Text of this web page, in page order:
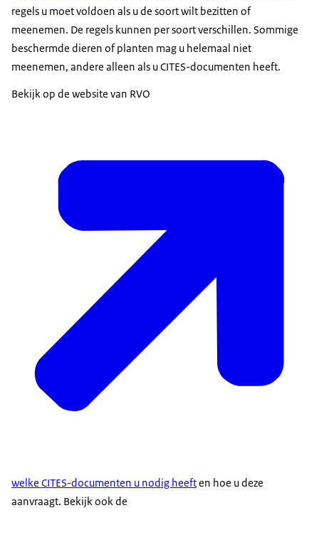
regels u moet voldoen als u de soort wilt bezitten of
meenemen. De regels kunnen per soort verschillen. Sommige
beschermde dieren of planten mag u helemaal niet
meenemen, andere alleen als u CITES-documenten heeft.
Bekijk op de website van RVO
welke CITES-documenten u nodig heeften hoe u deze
aanvraagt. Bekijk ook de